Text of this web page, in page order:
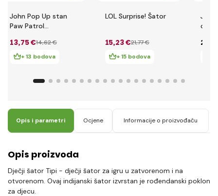
John Pop Up stan
Paw Patrol
13,75 €14,62 €
+ 13 bodova
LOL Surprise! Šator
15,23 €21,77 €
+ 15 bodova
John
28
Opis i parametri Ocjene Informacije o proizvođaču
Opis proizvoda
Dječji šator Tipi - dječji šator za igru u zatvorenom i na
otvorenom. Ovaj indijanski šator izvrstan je rođendanski poklon
za djecu.